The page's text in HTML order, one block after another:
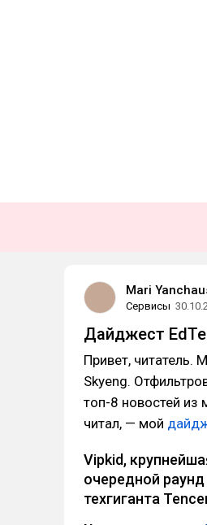
Mari
Сервисы
Дайджест
Привет, читатель.
Skyeng.
топ-8 новостей из
читал, — мой
Vipkid,
очередной
техгиганта